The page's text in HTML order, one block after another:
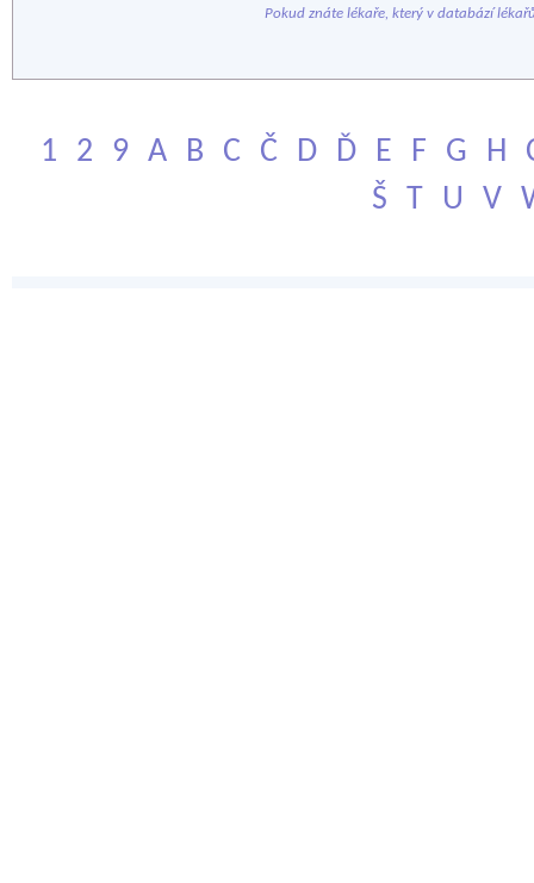
Pokud znáte lékaře, který v databází
1 2 9 A B C Č D Ď E F G H
Š
T U V